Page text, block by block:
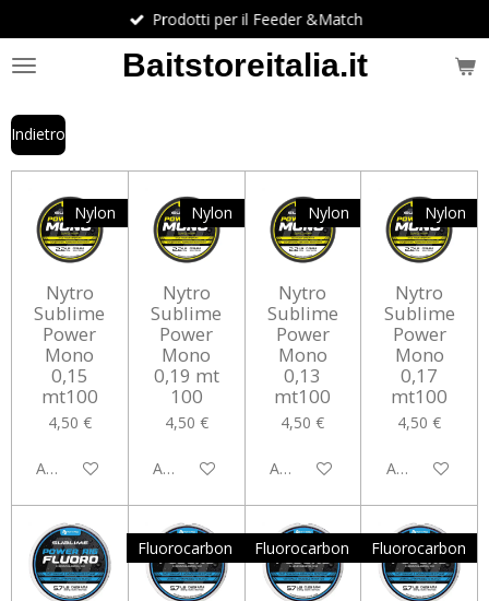
al
contenuto
Baitstoreitalia.it
Prodotti per il Feeder &Match
Indietro
Nylon
Nytro
Sublime
Power
Mono
0,15
mt100
4,50 €
Aggiungi al carrello
Nylon
Nytro
Sublime
Power
Mono
0,19 mt
100
4,50 €
Aggiungi al carrello
Nylon
Nytro
Sublime
Power
Mono
0,13
mt100
4,50 €
Aggiungi al carrello
Nylon
Nytro
Sublime
Power
Mono
0,17
mt100
4,50 €
Aggiungi al
Fluorocarbon Fluorocarbon Fluorocarbon